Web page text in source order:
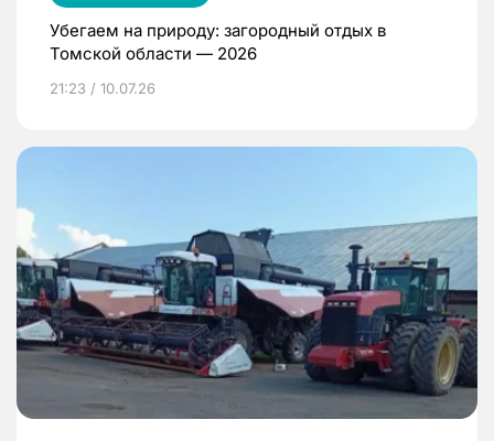
Убегаем на природу: загородный отдых в
Томской области — 2026
21:23 / 10.07.26